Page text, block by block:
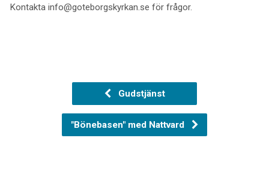
Kontakta info@goteborgskyrkan.se för frågor.
Gudstjänst
"Bönebasen" med Nattvard